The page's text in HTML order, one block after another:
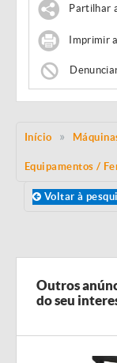
Partilhar
Imprimir
Início
Equipamentos /
Voltar à
Outros
do seu